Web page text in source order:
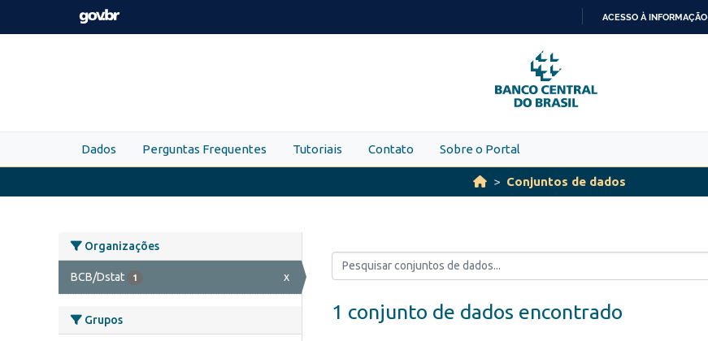
Skip to main content
PARA
O
CONTEÚDO
ACESSO À INFORMAÇÃO
Dados Perguntas Frequentes Tutoriais Contato Sobre o Portal
Conjuntos de dados
Organizações
BCB/Dstat 1 x
Grupos 1 conjunto de dados encontrado